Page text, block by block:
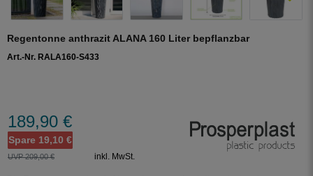
Regentonne anthrazit ALANA 160 Liter bepflanzbar
Art.-Nr. RALA160-S433
189,90 €
Spare 19,10 €
UVP 209,00 € inkl. MwSt.